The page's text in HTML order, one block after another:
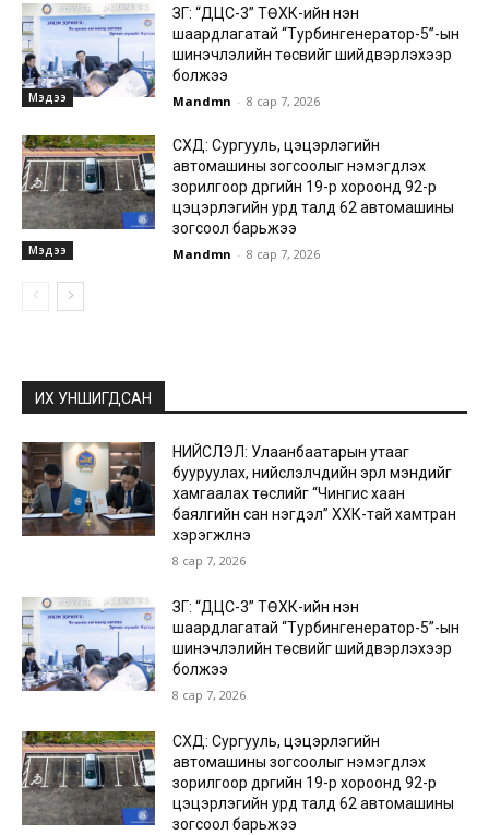
Мэдээ
ЗГ: “ДЦС-3” ТӨХК-ийн нэн
шаардлагатай “Турбингенератор-5”-ын
шинэчлэлийн төсвийг шийдвэрлэхээр
болжээ
Mandmn - 8 сар 7, 2026
Мэдээ
СХД: Сургууль, цэцэрлэгийн
автомашины зогсоолыг нэмэгдүүлэх
зорилгоор дүүргийн 19-р хороонд 92-р
цэцэрлэгийн урд талд 62 автомашины
зогсоол барьжээ
Mandmn - 8 сар 7, 2026
ИХ УНШИГДСАН
НИЙСЛЭЛ: Улаанбаатарын утааг
бууруулах, нийслэлчүүдийн эрүүл мэндийг
хамгаалах төслийг “Чингис хаан
баялгийн сан нэгдэл” ХХК-тай хамтран
хэрэгжүүлнэ
8 сар 7, 2026
ЗГ: “ДЦС-3” ТӨХК-ийн нэн
шаардлагатай “Турбингенератор-5”-ын
шинэчлэлийн төсвийг шийдвэрлэхээр
болжээ
8 сар 7, 2026
СХД: Сургууль, цэцэрлэгийн
автомашины зогсоолыг нэмэгдүүлэх
зорилгоор дүүргийн 19-р хороонд 92-р
цэцэрлэгийн урд талд 62 автомашины
зогсоол барьжээ